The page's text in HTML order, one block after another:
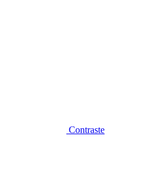
Contraste